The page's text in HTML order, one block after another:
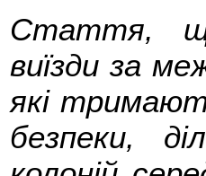
Стаття, що
виїзди за
які
безпеки,